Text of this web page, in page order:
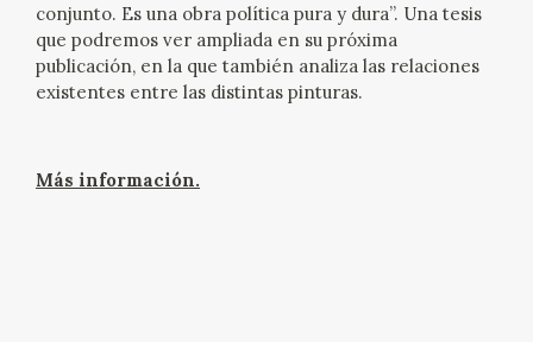
PUBLICACIONES
TIENDA ONLINE
conjunto. Es una obra política pura y dura”. Una tesis
que podremos ver ampliada en su próxima
publicación, en la que también analiza las relaciones
existentes entre las distintas pinturas.
Más información.